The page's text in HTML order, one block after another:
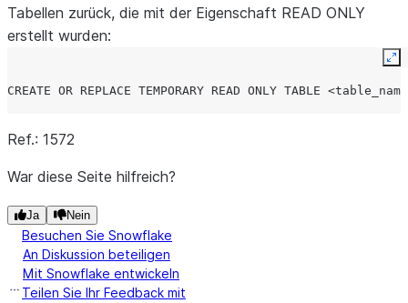
Tabellen zurück, die mit der Eigenschaft READ ONLY
erstellt wurden:
CREATE OR REPLACE TEMPORARY READ ONLY TABLE
Ref.: 1572
War diese Seite hilfreich?
Ja Nein
Besuchen Sie Snowflake
An Diskussion beteiligen
Mit Snowflake entwickeln
Teilen Sie Ihr Feedback mit